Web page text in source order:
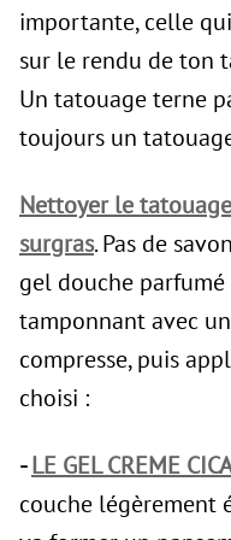
importante, celle
sur le rendu de ton
Un tatouage terne
toujours un
Nettoyer le
surgras. Pas de
gel douche parfumé
tamponnant avec
compresse, puis
choisi :
-LE GEL CREME
couche légèrement